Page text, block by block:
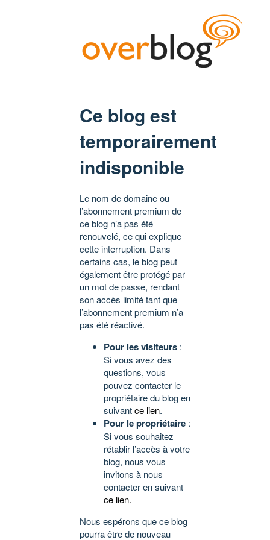
Ce blog est
temporairement
indisponible
Le nom de domaine ou
l’abonnement premium de
ce blog n’a pas été
renouvelé, ce qui explique
cette interruption. Dans
certains cas, le blog peut
également être protégé par
un mot de passe, rendant
son accès limité tant que
l’abonnement premium n’a
pas été réactivé.
Pour les visiteurs :
Si vous avez des
questions, vous
pouvez contacter le
propriétaire du blog en
suivantce lien.
Pour le propriétaire :
Si vous souhaitez
rétablir l’accès à votre
blog, nous vous
invitons à nous
contacter en suivant
ce lien.
Nous espérons que ce blog
pourra être de nouveau